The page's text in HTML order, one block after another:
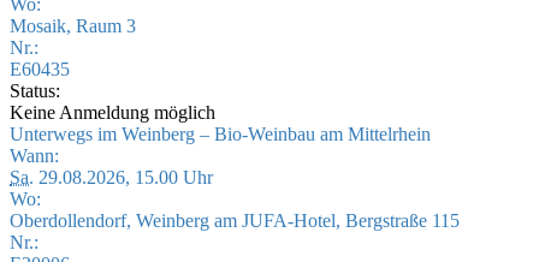
Wo:
Mosaik, Raum 3
Nr.:
E60435
Status:
Keine Anmeldung möglich
Unterwegs im Weinberg – Bio-Weinbau am Mittelrhein
Wann:
Sa. 29.08.2026, 15.00 Uhr
Wo:
Oberdollendorf, Weinberg am JUFA-Hotel, Bergstraße 115
Nr.: